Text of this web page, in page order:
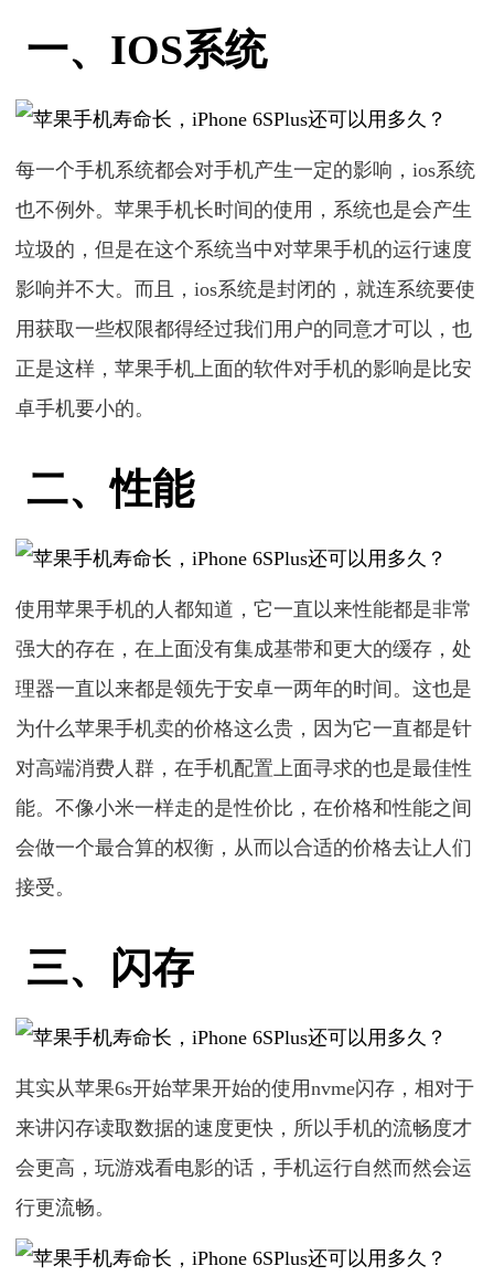
一、IOS系统
每一个手机系统都会对手机产生一定的影响，ios系统
也不例外。苹果手机长时间的使用，系统也是会产生
垃圾的，但是在这个系统当中对苹果手机的运行速度
影响并不大。而且，ios系统是封闭的，就连系统要使
用获取一些权限都得经过我们用户的同意才可以，也
正是这样，苹果手机上面的软件对手机的影响是比安
卓手机要小的。
二、性能
使用苹果手机的人都知道，它一直以来性能都是非常
强大的存在，在上面没有集成基带和更大的缓存，处
理器一直以来都是领先于安卓一两年的时间。这也是
为什么苹果手机卖的价格这么贵，因为它一直都是针
对高端消费人群，在手机配置上面寻求的也是最佳性
能。不像小米一样走的是性价比，在价格和性能之间
会做一个最合算的权衡，从而以合适的价格去让人们
接受。
三、闪存
其实从苹果6s开始苹果开始的使用nvme闪存，相对于
来讲闪存读取数据的速度更快，所以手机的流畅度才
会更高，玩游戏看电影的话，手机运行自然而然会运
行更流畅。